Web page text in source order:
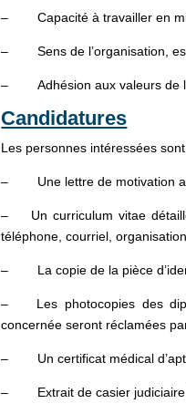
– Capacité à travailler en
– Sens de l’organisation,
– Adhésion aux valeurs de la
Candidatures
Les personnes intéressées
– Une lettre de motivation
– Un curriculum vitae détaillé
téléphone, courriel,
– La copie de la pièce
– Les photocopies des
concernée seront réclamées
– Un certificat médical
– Extrait de casier judiciaire